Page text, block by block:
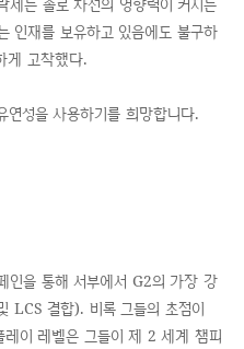
인재를 보유하고 있음에도 불구하
게 고착했다.
성을 사용하기를 희망합니다.
을 통해 서부에서 G2의 가장 강
LCS 결합). 비록 그들의 초점이
레이 레벨은 그들이 제 2 세계 챔피